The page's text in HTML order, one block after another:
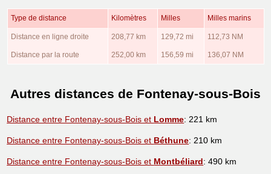
Type de distance Kilomètres Milles Milles marins
Distance en ligne droite 208,77 km 129,72 mi 112,73 NM
Distance par la route 252,00 km 156,59 mi 136,07 NM
Autres distances de Fontenay-sous-Bois
Distance entre Fontenay-sous-Bois et Lomme: 221 km
Distance entre Fontenay-sous-Bois et Béthune: 210 km
Distance entre Fontenay-sous-Bois et Montbéliard: 490 km